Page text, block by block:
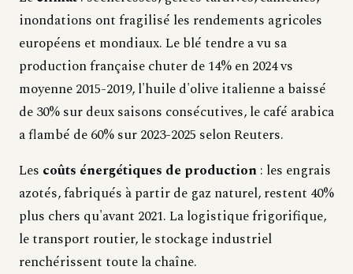
inondations ont fragilisé les rendements agricoles
européens et mondiaux. Le blé tendre a vu sa
production française chuter de 14% en 2024 vs
moyenne 2015-2019, l'huile d'olive italienne a baissé
de 30% sur deux saisons consécutives, le café arabica
a flambé de 60% sur 2023-2025 selon Reuters.
Les coûts énergétiques de production: les engrais
azotés, fabriqués à partir de gaz naturel, restent 40%
plus chers qu'avant 2021. La logistique frigorifique,
le transport routier, le stockage industriel
renchérissent toute la chaîne.